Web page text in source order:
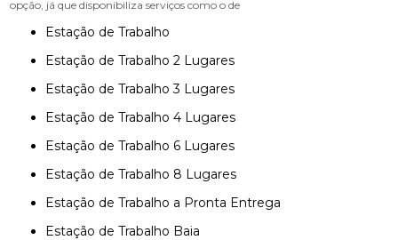
opção, já que disponibiliza serviços como o de
Estação de Trabalho
Estação de Trabalho 2 Lugares
Estação de Trabalho 3 Lugares
Estação de Trabalho 4 Lugares
Estação de Trabalho 6 Lugares
Estação de Trabalho 8 Lugares
Estação de Trabalho a Pronta Entrega
Estação de Trabalho Baia